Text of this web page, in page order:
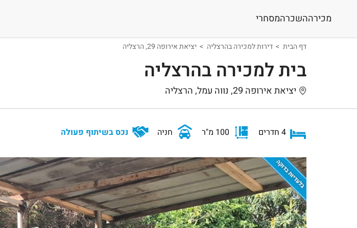
מכירההשכרהמסחרי
דף הבית דירות למכירה בהרצליה יציאת אירופה 29, הרצליה
בית למכירה בהרצליה
יציאת אירופה 29, נווה עמל, הרצליה
4 חדרים 100 מ"ר חניה נכס בשיתוף פעולה
בלעדיות בדוקה